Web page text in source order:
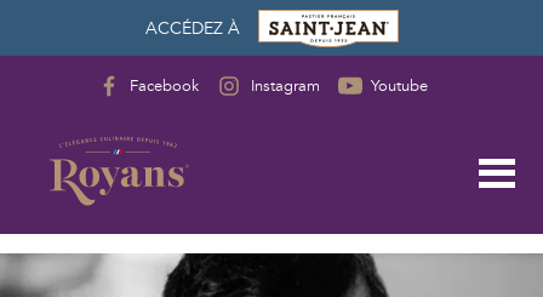
Facebook Instagram Youtube
ACCÉDEZ À